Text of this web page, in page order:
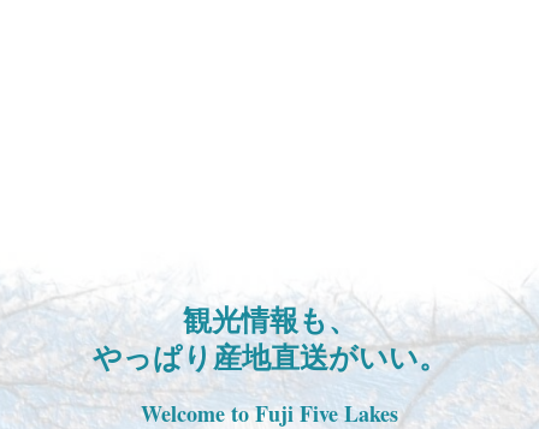
観光情報も、
やっぱり産地直送がいい。
Welcome to Fuji Five Lakes